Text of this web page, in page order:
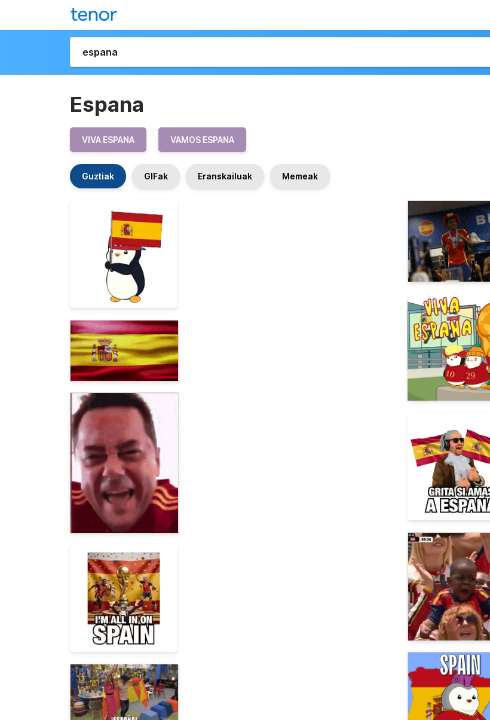
Espana
VIVA ESPANA VAMOS ESPANA
Guztiak GIFak Eranskailuak Memeak